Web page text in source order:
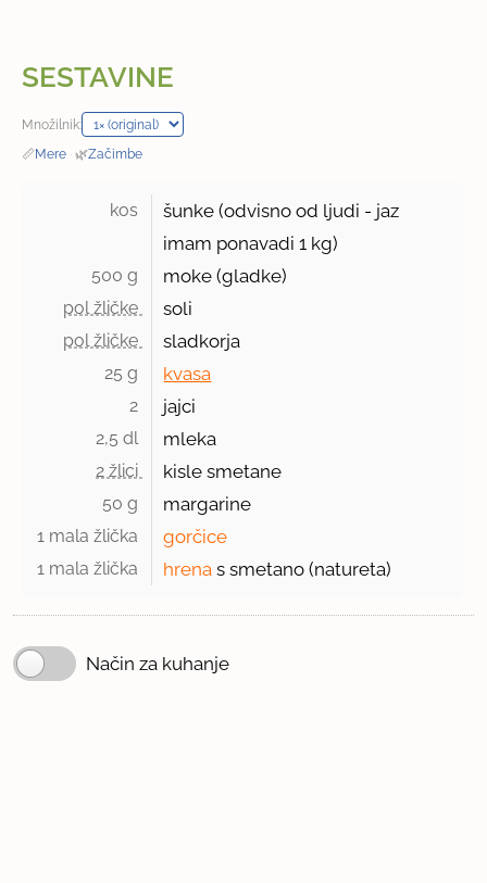
SESTAVINE
Množilnik:
📏Mere · 🌿Začimbe
kos
šunke (odvisno od ljudi - jaz
imam ponavadi1 kg)
500 g moke (gladke)
pol žličke soli
pol žličke sladkorja
25 g kvasa
2 jajci
2,5 dl mleka
2 žlici kisle smetane
50 g margarine
1 mala žlička gorčice
1 mala žlička hrena s smetano (natureta)
Način za kuhanje